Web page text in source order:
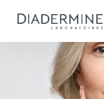
Tous les Produit